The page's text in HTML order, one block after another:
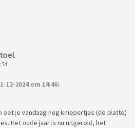
12-2024 om 14:46:
eet je vandaag nog kniepertjes (de platte)
Het oude jaar is nu uitgerold, het